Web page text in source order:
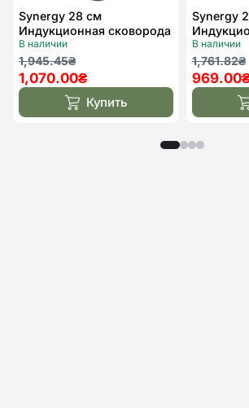
Synergy 28 см
Индукционная сковорода
с крышкой Kohen
В наличии
1,945.45₴
Первоначальная
цена
составляла
1,945.45₴.
1,070.00₴
Текущая
цена:
1,070.00₴.Купить
Synergy
с
В наличии
1,761.82₴
цена
969.00
Текущая
цена: